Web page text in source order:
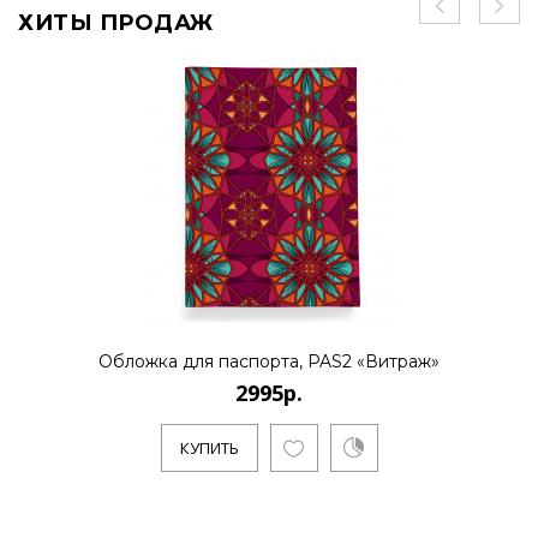
ХИТЫ ПРОДАЖ
Обложка для паспорта, PAS2 «Витраж»
2995р.
КУПИТЬ